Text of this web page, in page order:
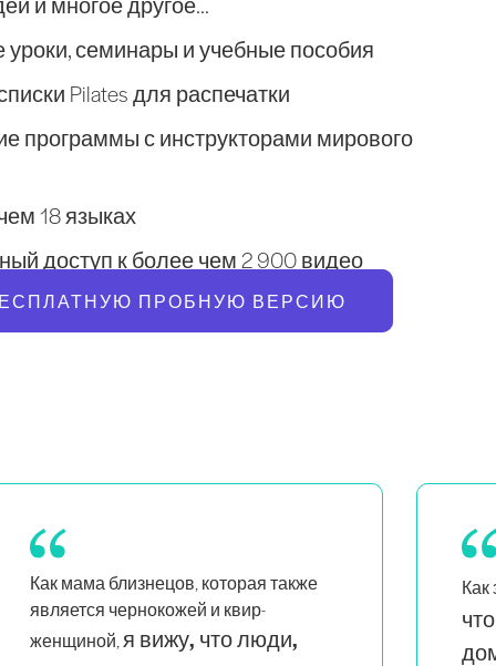
семинары и учебные пособия
Pilates для распечатки
программы с инструкторами мирового
18 языках
доступ к более чем 2 900 видео
ПРОБНУЮ ВЕРСИЮ
Как занятой маме,мне нравится,
что здесь легко заниматься
дома. А прогрессии заставляют